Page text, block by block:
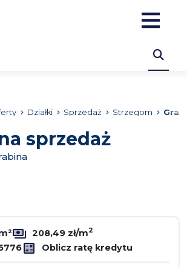
Działki Sprzedaż Strzegom
sprzedaż
208,49 zł/m2
Oblicz ratę kredytu